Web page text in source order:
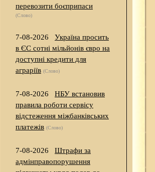
перевозити боєприпаси
(Слово)
7-08-2026
Україна просить
в ЄС сотні мільйонів євро на
доступні кредити для
аграріїв (Слово)
7-08-2026
НБУ встановив
правила роботи сервісу
відстеження міжбанківських
платежів (Слово)
7-08-2026
Штрафи за
адмінправопорушення